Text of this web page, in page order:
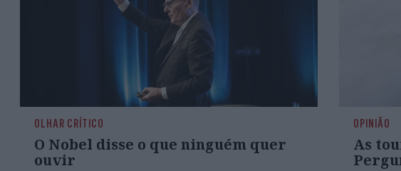
OLHAR CRÍTICO
O Nobel disse o que ninguém quer
ouvir
OPINIÃO
As